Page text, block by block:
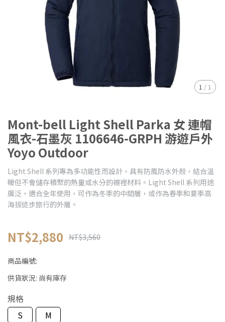
1 /1
Mont-bell Light Shell Parka 女 連帽
風衣-石墨灰 1106646-GRPH 游遊戶外
Yoyo Outdoor
Light Shell 系列專為多功能性而設計，具有防風防水外殼，結合溫
暖但不會儲存積聚的熱量或水分的襯裡材料。Light Shell 系列用途
廣泛，適合全年使用，可作為冬季的中間層，或作為春季和夏季高
海拔徒步旅行的外層。
NT$2,880 NT$3,560
商品編號:
供貨狀況: 尚有庫存
規格
S
M